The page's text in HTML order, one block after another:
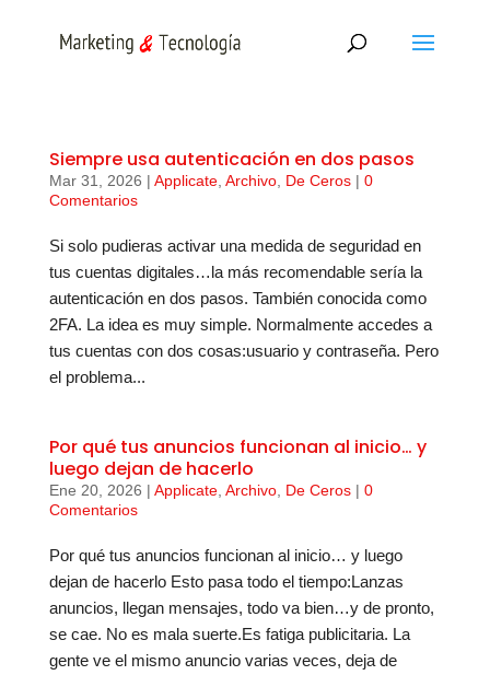
Siempre usa autenticación en dos pasos
Mar 31, 2026 | Applicate, Archivo, De Ceros| 0
Comentarios
Si solo pudieras activar una medida de seguridad en
tus cuentas digitales…la más recomendable sería la
autenticación en dos pasos. También conocida como
2FA. La idea es muy simple. Normalmente accedes a
tus cuentas con dos cosas:usuario y contraseña. Pero
el problema...
Por qué tus anuncios funcionan al inicio… y
luego dejan de hacerlo
Ene 20, 2026 | Applicate, Archivo, De Ceros| 0
Comentarios
Por qué tus anuncios funcionan al inicio… y luego
dejan de hacerlo Esto pasa todo el tiempo:Lanzas
anuncios, llegan mensajes, todo va bien…y de pronto,
se cae. No es mala suerte.Es fatiga publicitaria. La
gente ve el mismo anuncio varias veces, deja de